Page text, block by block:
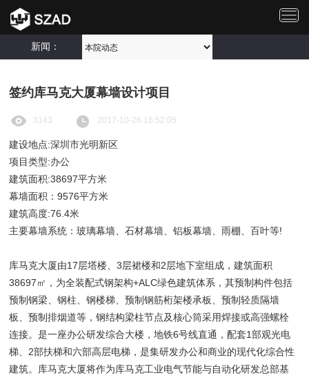
切
航
新闻：
签约库马克大厦幕墙设计项目
3143 2017-10-26 16:52:05
建设地点:深圳市光明新区
项目类型:办公
建筑面积:38697平方米
幕墙面积：9576平方米
建筑高度:76.4米
主要幕墙系统：玻璃幕墙、石材幕墙、铝板幕墙、雨棚、百叶等!
库马克大厦由17层塔楼、3层裙楼和2层地下室组成，建筑面积
38697㎡，为全装配式钢架构+ALC绿色建筑体系，其预制构件包括
预制钢梁、钢柱、钢楼梯、预制钢筋桁架楼承板、预制轻质隔墙
板、预制排烟道等，钢结构梁柱节点及核心筒采用焊接或高强螺栓
连接。是一座办公研发综合大楼，地铁6号线直通，配套1部观光电
梯、2部扶梯和六部高层电梯，是集研发办公和商业的现代化综合性
建筑。库马克大厦将作为库马克工业电气节能与自动化研发总部基